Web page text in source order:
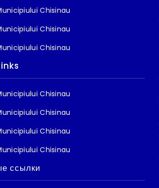
Chisinau
Chisinau
Chisinau
Chisinau
Chisinau
Chisinau
Chisinau
ссылки